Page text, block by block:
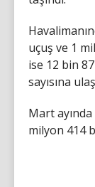
uçuş ve 1
ise 12 bin
sayısına
Mart
milyon 414